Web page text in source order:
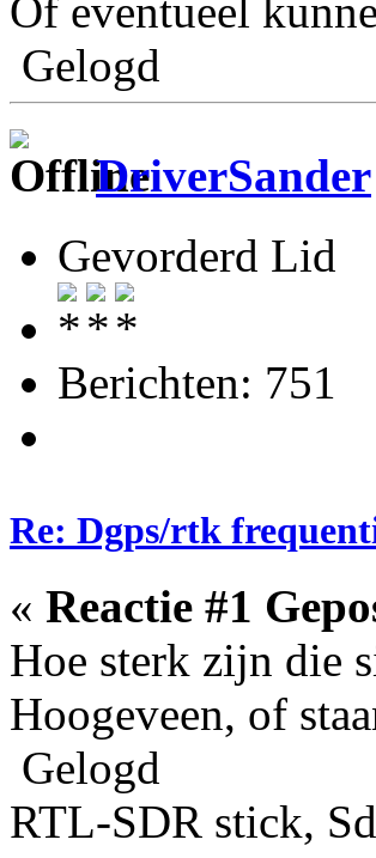
Of eventueel
Gelogd
DriverSander
Gevorderd Lid
Berichten: 751
Re: Dgps/rtk
« Reactie #1
Hoe sterk zijn die
Hoogeveen, of
Gelogd
RTL-SDR stick,